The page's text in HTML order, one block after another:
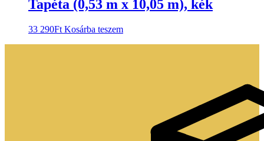
Tapéta (0,53 m x 10,05 m), kék
33 290Ft Kosárba teszem